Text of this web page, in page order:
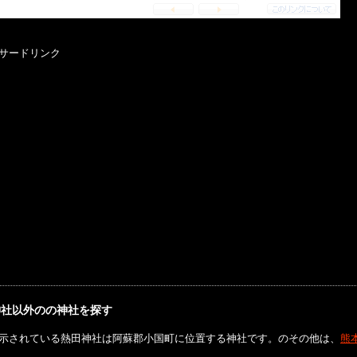
ードリンク
以外のの神社を探す
されている熱田神社は阿蘇郡小国町に位置する神社です。のその他は、 熊